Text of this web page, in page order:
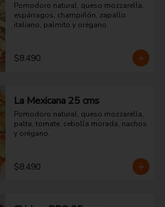
Pomodoro natural, queso mozzarella,
espárragos, champiñón, zapallo
italiano, palmito y orégano.
$8.490
La Mexicana 25 cms
Pomodoro natural, queso mozzarella,
palta, tomate, cebolla morada, nachos
y orégano.
$8.490